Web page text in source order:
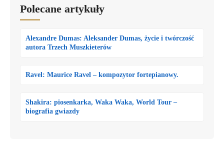
Polecane artykuły
Alexandre Dumas: Aleksander Dumas, życie i twórczość
autora Trzech Muszkieterów
Ravel: Maurice Ravel – kompozytor fortepianowy.
Shakira: piosenkarka, Waka Waka, World Tour –
biografia gwiazdy